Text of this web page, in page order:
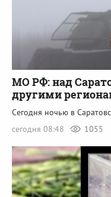
МО РФ: над
другими
Сегодня ночью в
сегодня 08:48
1055